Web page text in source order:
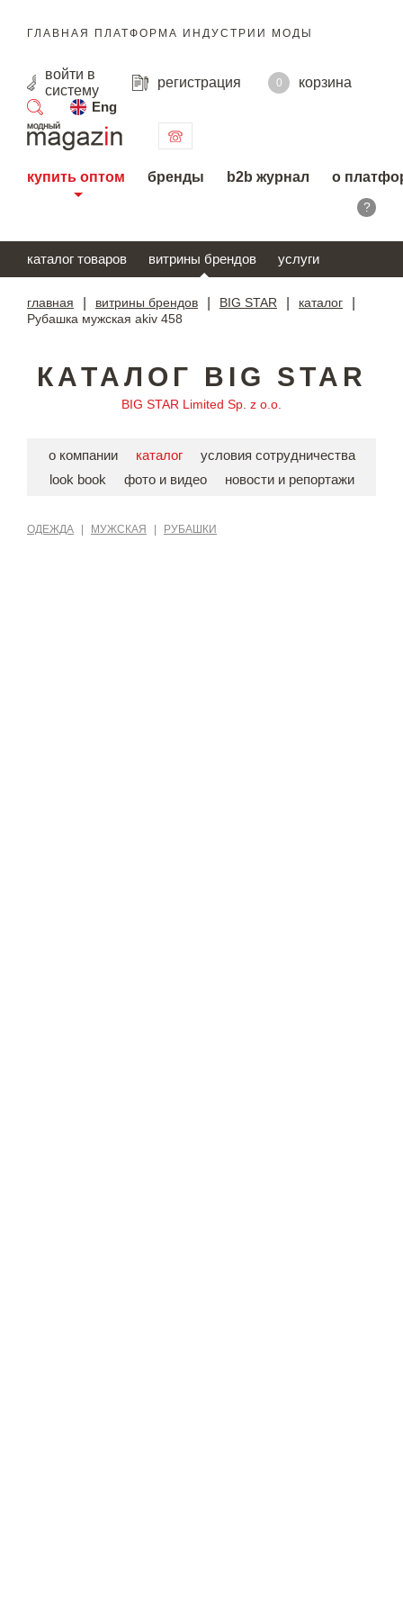
ГЛАВНАЯ ПЛАТФОРМА ИНДУСТРИИ МОДЫ
войти в
систему
регистрация 0
корзина
Eng
поиск
купить оптом бренды b2b журнал о
?
каталог товаров витрины брендов услуги
главная витрины брендов BIG STAR каталог
Рубашка мужская akiv 458
КАТАЛОГ BIG STAR
BIG STAR Limited Sp. z o.o.
о компании каталог
условия сотрудничества
look book
фото и видео новости и репортажи
ОДЕЖДА МУЖСКАЯ РУБАШКИ